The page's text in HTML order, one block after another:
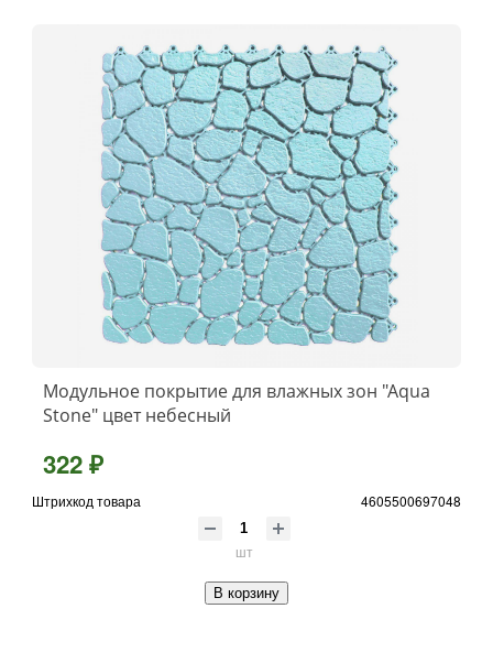
Модульное покрытие для влажных зон "Aqua
Stone" цвет небесный
322 ₽
Штрихкод товара 4605500697048
шт
В корзину